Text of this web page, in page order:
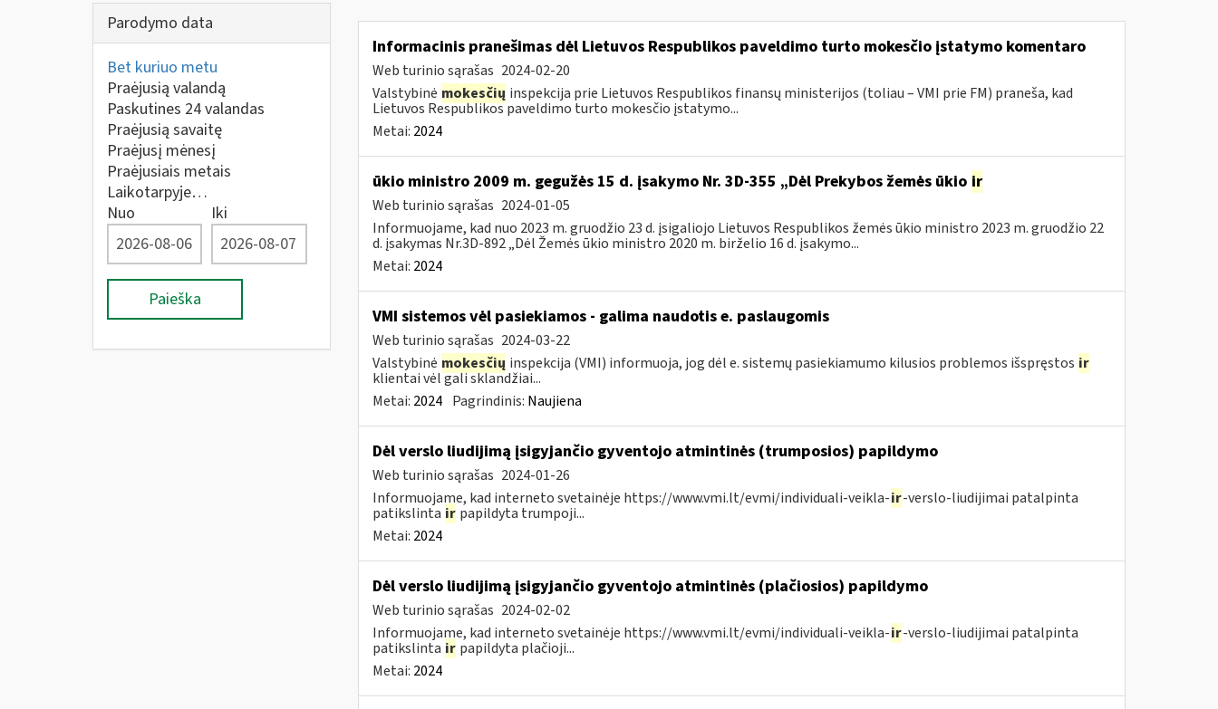
Parodymo data
Bet kuriuo metu
Praėjusią valandą
Paskutines 24 valandas
Praėjusią savaitę
Praėjusį mėnesį
Praėjusiais metais
Laikotarpyje…
Nuo
Iki
Paieška
Informacinis pranešimas dėl Lietuvos Respublikos paveldimo turto mokesčio įstatymo komentaro
Web turinio sąrašas 2024-02-20
Valstybinė mokesčių inspekcija prie Lietuvos Respublikos finansų ministerijos (toliau – VMI prie FM) praneša, kad
Lietuvos Respublikos paveldimo turto mokesčio įstatymo...
Metai: 2024
ūkio ministro 2009 m. gegužės 15 d. įsakymo Nr. 3D-355 „Dėl Prekybos žemės ūkio ir
Web turinio sąrašas 2024-01-05
Informuojame, kad nuo 2023 m. gruodžio 23 d. įsigaliojo Lietuvos Respublikos žemės ūkio ministro 2023 m. gruodžio 22
d. įsakymas Nr.3D-892 „Dėl Žemės ūkio ministro 2020 m. birželio 16 d. įsakymo...
Metai: 2024
VMI sistemos vėl pasiekiamos - galima naudotis e. paslaugomis
Web turinio sąrašas 2024-03-22
Valstybinė mokesčių inspekcija (VMI) informuoja, jog dėl e. sistemų pasiekiamumo kilusios problemos išspręstos ir
klientai vėl gali sklandžiai...
Metai: 2024 Pagrindinis: Naujiena
Dėl verslo liudijimą įsigyjančio gyventojo atmintinės (trumposios) papildymo
Web turinio sąrašas 2024-01-26
Informuojame, kad interneto svetainėje https://www.vmi.lt/evmi/individuali-veikla-ir-verslo-liudijimai patalpinta
patikslinta ir papildyta trumpoji...
Metai: 2024
Dėl verslo liudijimą įsigyjančio gyventojo atmintinės (plačiosios) papildymo
Web turinio sąrašas 2024-02-02
Informuojame, kad interneto svetainėje https://www.vmi.lt/evmi/individuali-veikla-ir-verslo-liudijimai patalpinta
patikslinta ir papildyta plačioji...
Metai: 2024